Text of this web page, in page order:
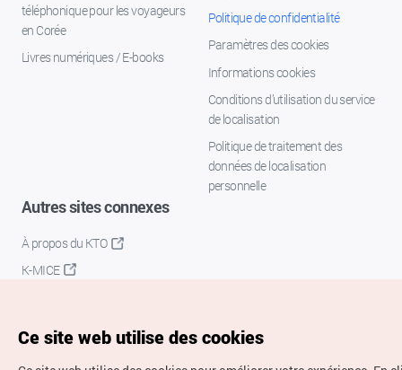
téléphonique pour les voyageurs
en Corée
Livres numériques / E-books
Politique de confidentialité
Paramètres des cookies
Informations cookies
Conditions d’utilisation du service
de localisation
Politique de traitement des
données de localisation
personnelle
Autres sites connexes
À propos du KTO
K-MICE
Ce site web utilise des cookies